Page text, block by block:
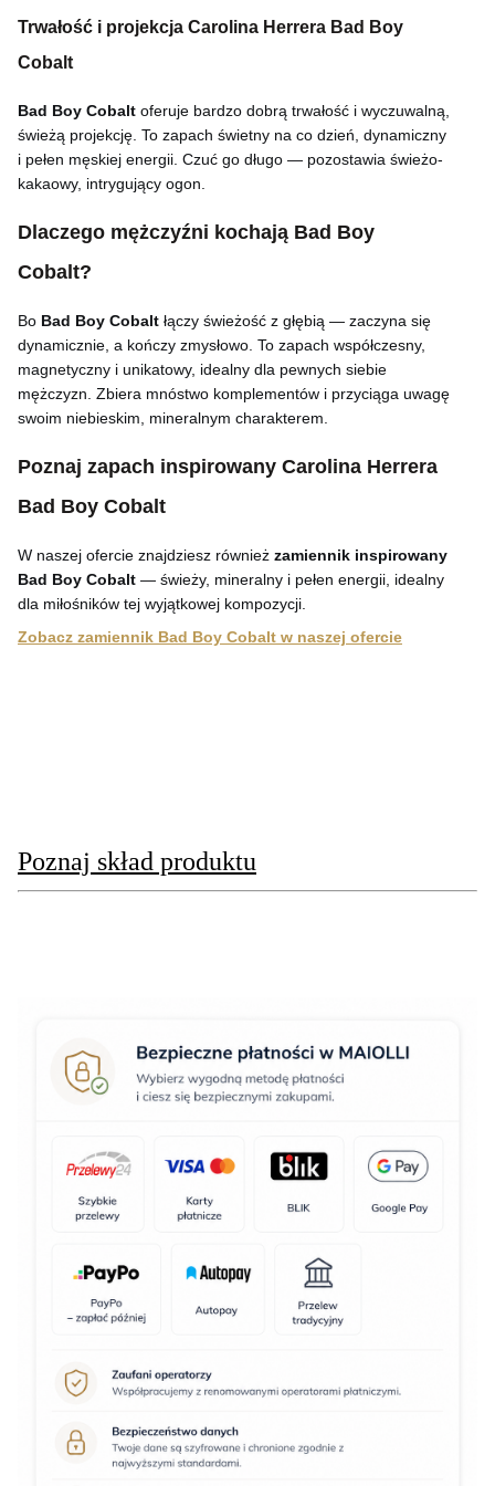
Trwałość i projekcja Carolina Herrera Bad Boy
Cobalt
Bad Boy Cobalt oferuje bardzo dobrą trwałość i wyczuwalną,
świeżą projekcję. To zapach świetny na co dzień, dynamiczny
i pełen męskiej energii. Czuć go długo — pozostawia świeżo-
kakaowy, intrygujący ogon.
Dlaczego mężczyźni kochają Bad Boy
Cobalt?
Bo Bad Boy Cobalt łączy świeżość z głębią — zaczyna się
dynamicznie, a kończy zmysłowo. To zapach współczesny,
magnetyczny i unikatowy, idealny dla pewnych siebie
mężczyzn. Zbiera mnóstwo komplementów i przyciąga uwagę
swoim niebieskim, mineralnym charakterem.
Poznaj zapach inspirowany Carolina Herrera
Bad Boy Cobalt
W naszej ofercie znajdziesz również zamiennik inspirowany
Bad Boy Cobalt — świeży, mineralny i pełen energii, idealny
dla miłośników tej wyjątkowej kompozycji.
Zobacz zamiennik Bad Boy Cobalt w naszej ofercie
Poznaj skład produktu